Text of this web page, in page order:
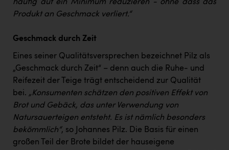
häufig auf ein Minimum reduzieren - ohne dass das
Produkt an Geschmack verliert.“
Geschmack durch Zeit
Eines seiner Qualitätsversprechen bezeichnet Pilz als
„Geschmack durch Zeit“ – denn auch die Ruhe- und
Reifezeit der Teige trägt entscheidend zur Qualität
bei. „Konsumenten schätzen den positiven Effekt von
Brot und Gebäck, das unter Verwendung von
Natursauerteigen entsteht. Es ist nämlich besonders
bekömmlich“, so Johannes Pilz. Die Basis für einen
großen Teil der Brote bildet der hauseigene